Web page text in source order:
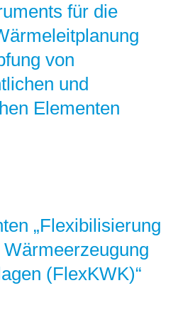
Grundsatzfragen
Netze
Sektorenkopplung
Wasserstoff
Karriere
Über uns
Stiftungsporträt
Team
Infomaterial
Schriften zum
für die
von
und
Elementen
„Flexibilisierung
(FlexKWK)“